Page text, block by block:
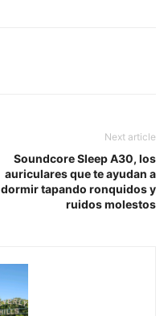
Next article
Soundcore Sleep A30, los
auriculares que te ayudan a
dormir tapando ronquidos y
ruidos molestos